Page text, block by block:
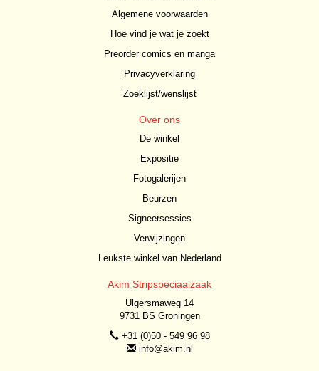
Algemene voorwaarden
Hoe vind je wat je zoekt
Preorder comics en manga
Privacyverklaring
Zoeklijst/wenslijst
Over ons
De winkel
Expositie
Fotogalerijen
Beurzen
Signeersessies
Verwijzingen
Leukste winkel van Nederland
Akim Stripspeciaalzaak
Ulgersmaweg 14
9731 BS Groningen
+31 (0)50 - 549 96 98
info@akim.nl